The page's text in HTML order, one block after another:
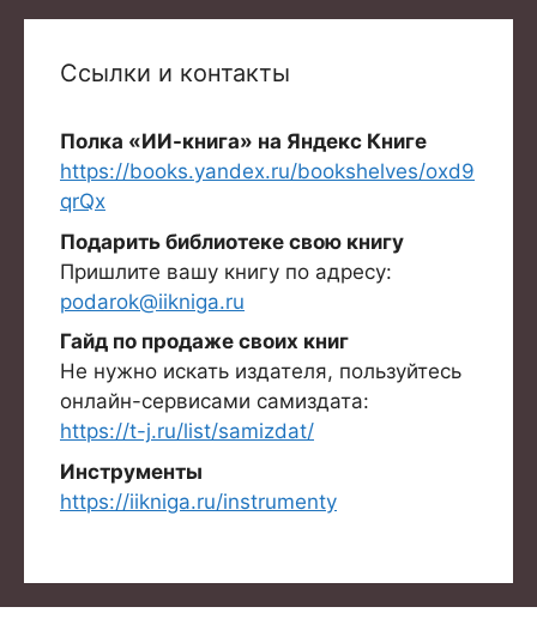
Ссылки и контакты
Полка «ИИ-книга» на Яндекс Книге
https://books.yandex.ru/bookshelves/oxd9
qrQx
Подарить библиотеке свою книгу
Пришлите вашу книгу по адресу:
podarok@iikniga.ru
Гайд по продаже своих книг
Не нужно искать издателя, пользуйтесь
онлайн-сервисами самиздата:
https://t-j.ru/list/samizdat/
Инструменты
https://iikniga.ru/instrumenty